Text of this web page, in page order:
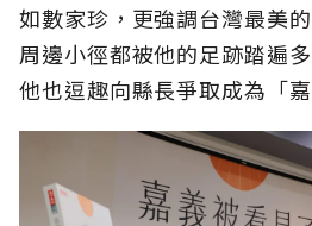
如數家珍，更強調台灣最美
周邊小徑都被他的足跡踏遍
他也逗趣向縣長爭取成為「